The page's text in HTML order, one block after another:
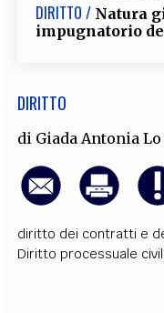
DIRITTO / Natura
impugnatorio
DIRITTO
di Giada Antonia Lo
diritto dei contratti e
Diritto processuale